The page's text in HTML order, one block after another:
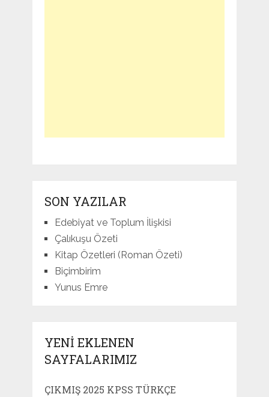
SON YAZILAR
Edebiyat ve Toplum İlişkisi
Çalıkuşu Özeti
Kitap Özetleri (Roman Özeti)
Biçimbirim
Yunus Emre
YENI EKLENEN
SAYFALARIMIZ
ÇIKMIŞ 2025 KPSS TÜRKÇE